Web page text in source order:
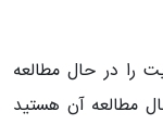
را در حال مطالعه
مطالعه آن هستید